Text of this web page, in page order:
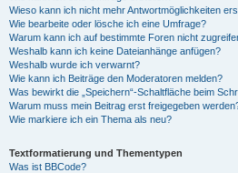
Wieso kann ich nicht mehr Antwortmöglichkeiten
Wie bearbeite oder lösche ich eine Umfrage?
Warum kann ich auf bestimmte Foren nicht
Weshalb kann ich keine Dateianhänge anfügen?
Weshalb wurde ich verwarnt?
Wie kann ich Beiträge den Moderatoren melden?
Was bewirkt die „Speichern“-Schaltfläche beim
Warum muss mein Beitrag erst freigegeben
Wie markiere ich ein Thema als neu?
Textformatierung und Thementypen
Was ist BBCode?